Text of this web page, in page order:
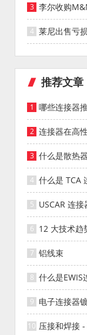
李尔收购
统业务
莱尼出售亏
投资者
推荐文章
哪些连接器
连接器在高
什么是散热
什么是 TCA
USCAR 连
12 大技术趋
器的演变
铝线束
什么是EWIS
电子连接器
压接和焊接